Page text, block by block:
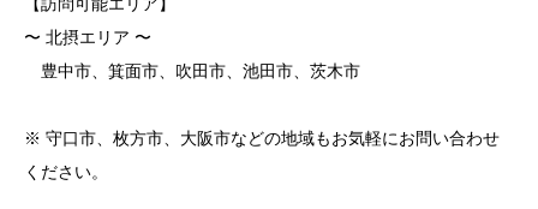
〜 北摂エリア 〜
豊中市、箕面市、吹田市、池田市、茨木市
※ 守口市、枚方市、大阪市などの地域もお気軽にお問い合わせ
ください。